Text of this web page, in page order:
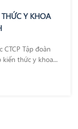
Y KHOA
Tập đoàn
thức y khoa...